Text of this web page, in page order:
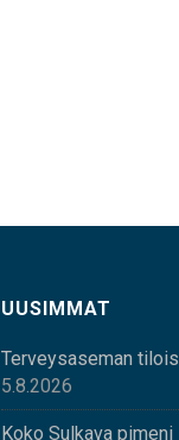
UUSIMMAT
Terveysaseman
5.8.2026
Koko Sulkava